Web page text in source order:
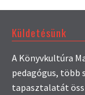
Küldetésünk
A Könyvkultúra
pedagógus, több
tapasztalatát